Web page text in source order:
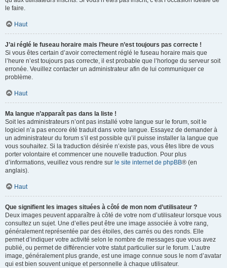
le faire.
Haut
J’ai réglé le fuseau horaire mais l’heure n’est toujours pas correcte !
Si vous êtes certain d’avoir correctement réglé le fuseau horaire mais que
l’heure n’est toujours pas correcte, il est probable que l’horloge du serveur soit
erronée. Veuillez contacter un administrateur afin de lui communiquer ce
problème.
Haut
Ma langue n’apparaît pas dans la liste !
Soit les administrateurs n’ont pas installé votre langue sur le forum, soit le
logiciel n’a pas encore été traduit dans votre langue. Essayez de demander à
un administrateur du forum s’il est possible qu’il puisse installer la langue que
vous souhaitez. Si la traduction désirée n’existe pas, vous êtes libre de vous
porter volontaire et commencer une nouvelle traduction. Pour plus
d’informations, veuillez vous rendre sur le site internet de phpBB® (en
anglais).
Haut
Que signifient les images situées à côté de mon nom d’utilisateur ?
Deux images peuvent apparaître à côté de votre nom d’utilisateur lorsque vous
consultez un sujet. Une d’elles peut être une image associée à votre rang,
généralement représentée par des étoiles, des carrés ou des ronds. Elle
permet d’indiquer votre activité selon le nombre de messages que vous avez
publié, ou permet de différencier votre statut particulier sur le forum. L’autre
image, généralement plus grande, est une image connue sous le nom d’avatar
qui est bien souvent unique et personnelle à chaque utilisateur.